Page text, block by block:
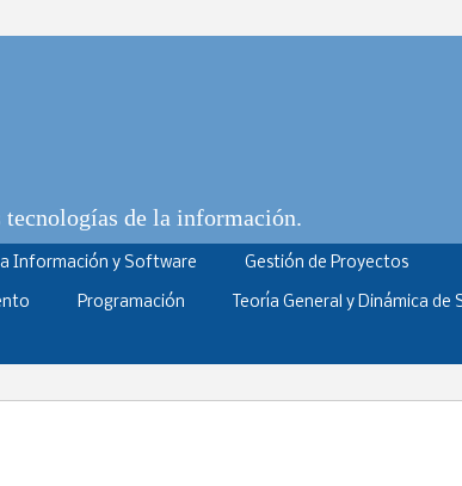
de la información.
Información y Software Gestión de Proyectos
Programación Teoría General y Dinámica de